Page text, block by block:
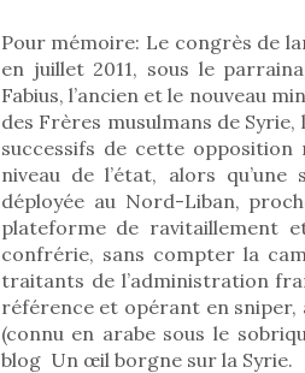
Pour mémoire: Le congrès de
en juillet 2011, sous le
Fabius, l’ancien et le nouveau
des Frères musulmans de
successifs de cette opposition
niveau de l’état, alors
déployée au Nord-Liban,
plateforme de ravitaillement
confrérie, sans compter la
traitants de l’administration
référence et opérant en sniper,
(connu en arabe sous le
blog Un œil borgne sur la Syrie.